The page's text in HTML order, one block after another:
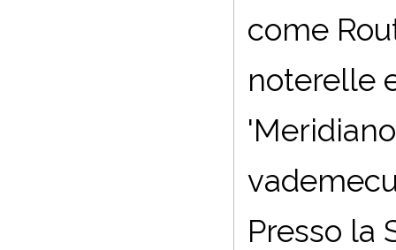
come
noterelle
Presso la